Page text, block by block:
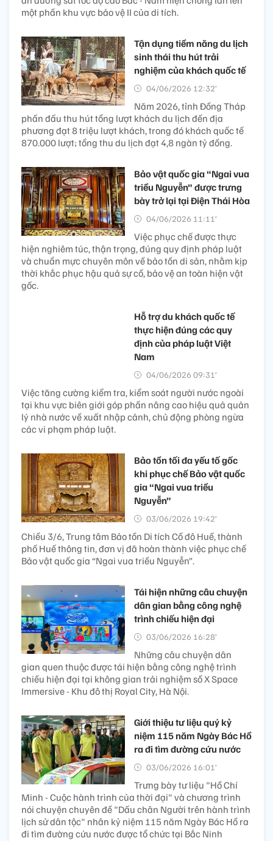
một phần khu vực bảo vệ II của di tích.
Tận dụng tiềm năng du lịch
sinh thái thu hút trải
nghiệm của khách quốc tế
04/06/2026 12:32’
Năm 2026, tỉnh Đồng Tháp
phấn đấu thu hút tổng lượt khách du lịch đến địa
phương đạt 8 triệu lượt khách, trong đó khách quốc tế
870.000 lượt; tổng thu du lịch đạt 4,8 ngàn tỷ đồng.
Bảo vật quốc gia “Ngai vua
triều Nguyễn” được trưng
bày trở lại tại Điện Thái Hòa
04/06/2026 11:11’
Việc phục chế được thực
hiện nghiêm túc, thận trọng, đúng quy định pháp luật
và chuẩn mực chuyên môn về bảo tồn di sản, nhằm kịp
thời khắc phục hậu quả sự cố, bảo vệ an toàn hiện vật
gốc.
Hỗ trợ du khách quốc tế
thực hiện đúng các quy
định của pháp luật Việt
Nam
04/06/2026 09:31’
Việc tăng cường kiểm tra, kiểm soát người nước ngoài
tại khu vực biên giới góp phần nâng cao hiệu quả quản
lý nhà nước về xuất nhập cảnh, chủ động phòng ngừa
các vi phạm pháp luật.
Bảo tồn tối đa yếu tố gốc
khi phục chế Bảo vật quốc
gia “Ngai vua triều
Nguyễn”
03/06/2026 19:42’
Chiều 3/6, Trung tâm Bảo tồn Di tích Cố đô Huế, thành
phố Huế thông tin, đơn vị đã hoàn thành việc phục chế
Bảo vật quốc gia “Ngai vua triều Nguyễn”.
Tái hiện những câu chuyện
dân gian bằng công nghệ
trình chiếu hiện đại
03/06/2026 16:28’
Những câu chuyện dân
gian quen thuộc được tái hiện bằng công nghệ trình
chiếu hiện đại tại không gian trải nghiệm số X Space
Immersive - Khu đô thị Royal City, Hà Nội.
Giới thiệu tư liệu quý kỷ
niệm 115 năm Ngày Bác Hồ
ra đi tìm đường cứu nước
03/06/2026 16:01’
Trưng bày tư liệu "Hồ Chí
Minh - Cuộc hành trình của thời đại" và chương trình
nói chuyện chuyên đề "Dấu chân Người trên hành trình
lịch sử dân tộc" nhân kỷ niệm 115 năm Ngày Bác Hồ ra
đi tìm đường cứu nước được tổ chức tại Bắc Ninh